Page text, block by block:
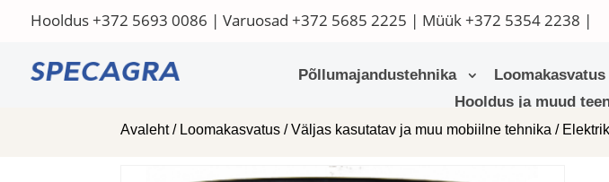
Hooldus+372 5693 0086 | Varuosad +372 5685 2225 | Müük+372 5354 2238 |
Põllumajandustehnika Loomakasvatus
Hooldus ja muud
Avaleht/ Loomakasvatus /Väljas kasutatav ja muu mobiilne tehnika /